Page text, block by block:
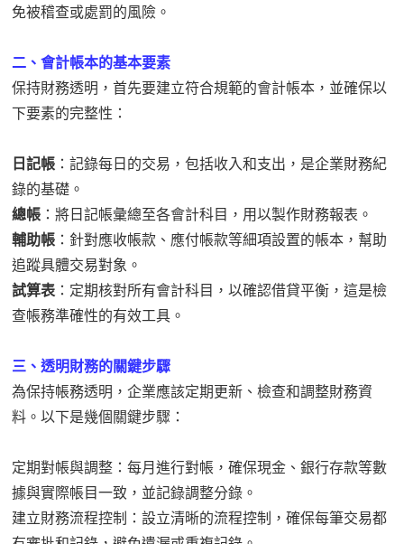
免被稽查或處罰的風險。
二、會計帳本的基本要素
保持財務透明，首先要建立符合規範的會計帳本，並確保以
下要素的完整性：
日記帳 ：記錄每日的交易，包括收入和支出，是企業財務紀
錄的基礎。
總帳 ：將日記帳彙總至各會計科目，用以製作財務報表。
輔助帳 ：針對應收帳款、應付帳款等細項設置的帳本，幫助
追蹤具體交易對象。
試算表 ：定期核對所有會計科目，以確認借貸平衡，這是檢
查帳務準確性的有效工具。
三、透明財務的關鍵步驟
為保持帳務透明，企業應該定期更新、檢查和調整財務資
料。以下是幾個關鍵步驟：
定期對帳與調整：每月進行對帳，確保現金、銀行存款等數
據與實際帳目一致，並記錄調整分錄。
建立財務流程控制：設立清晰的流程控制，確保每筆交易都